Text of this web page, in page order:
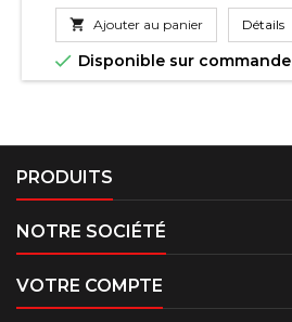
 Ajouter au panier Détails
 Disponible sur commande
PRODUITS
NOTRE SOCIÉTÉ
VOTRE COMPTE